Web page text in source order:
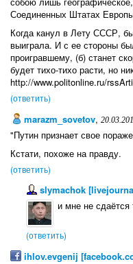
Соединенных Штатах
Когда канул в Лету СССР,
выиграла. И с ее стороны
проигравшему, (б) станет
будет тихо-тихо расти, но
http://www.politonline.ru/
(ответить)
marazm_sovetov,
"Путин признает свое
Кстати, похоже на правду.
(ответить)
slymachok
и мне не
(ответить)
ihlov.evgenij